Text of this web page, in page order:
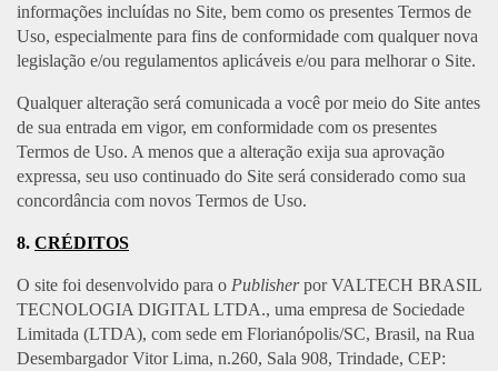
informações incluídas no Site, bem como os presentes Termos de
Uso, especialmente para fins de conformidade com qualquer nova
legislação e/ou regulamentos aplicáveis e/ou para melhorar o Site.
Qualquer alteração será comunicada a você por meio do Site antes
de sua entrada em vigor, em conformidade com os presentes
Termos de Uso. A menos que a alteração exija sua aprovação
expressa, seu uso continuado do Site será considerado como sua
concordância com novos Termos de Uso.
8. CRÉDITOS
O site foi desenvolvido para o Publisherpor VALTECH BRASIL
TECNOLOGIA DIGITAL LTDA., uma empresa de Sociedade
Limitada (LTDA), com sede em Florianópolis/SC, Brasil, na Rua
Desembargador Vitor Lima, n.260, Sala 908, Trindade, CEP: